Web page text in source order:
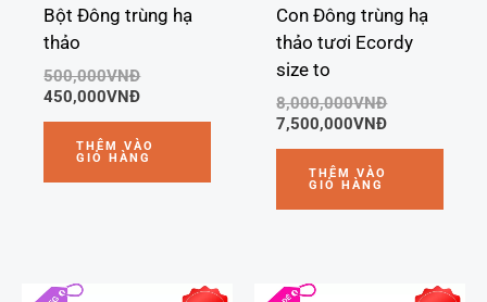
Bột Đông trùng hạ
thảo
500,000VNĐ
450,000VNĐ
THÊM VÀO
GIỎ HÀNG
Con Đông trùng hạ
thảo tươi Ecordy
size to
8,000,000VNĐ
7,500,000VNĐ
THÊM VÀO
GIỎ HÀNG